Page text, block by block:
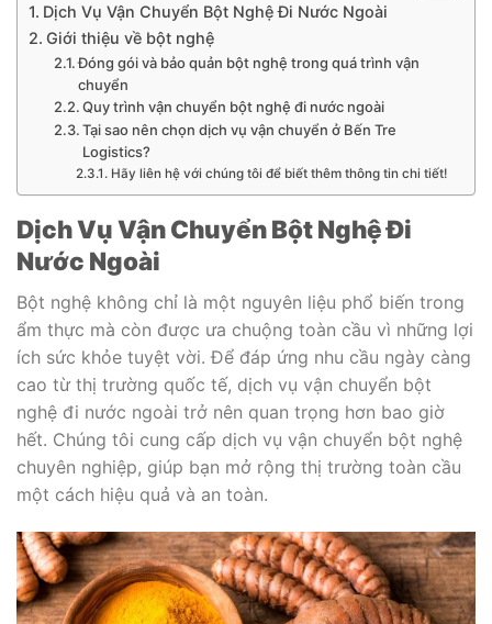
Dịch Vụ Vận Chuyển Bột Nghệ Đi Nước Ngoài
Giới thiệu về bột nghệ
Đóng gói và bảo quản bột nghệ trong quá trình vận
chuyển
Quy trình vận chuyển bột nghệ đi nước ngoài
Tại sao nên chọn dịch vụ vận chuyển ở Bến Tre
Logistics?
Hãy liên hệ với chúng tôi để biết thêm thông tin chi tiết!
Dịch Vụ Vận Chuyển Bột Nghệ Đi
Nước Ngoài
Bột nghệ không chỉ là một nguyên liệu phổ biến trong
ẩm thực mà còn được ưa chuộng toàn cầu vì những lợi
ích sức khỏe tuyệt vời. Để đáp ứng nhu cầu ngày càng
cao từ thị trường quốc tế, dịch vụ vận chuyển bột
nghệ đi nước ngoài trở nên quan trọng hơn bao giờ
hết. Chúng tôi cung cấp dịch vụ vận chuyển bột nghệ
chuyên nghiệp, giúp bạn mở rộng thị trường toàn cầu
một cách hiệu quả và an toàn.